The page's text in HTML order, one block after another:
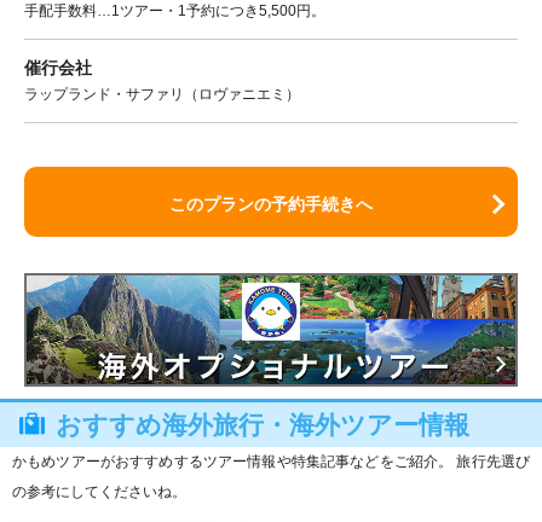
手配手数料…1ツアー・1予約につき5,500円。
催行会社
ラップランド・サファリ（ロヴァニエミ）
このプランの予約手続きへ
おすすめ海外旅行・海外ツアー情報
かもめツアーがおすすめするツアー情報や特集記事などをご紹介。 旅行先選び
の参考にしてくださいね。